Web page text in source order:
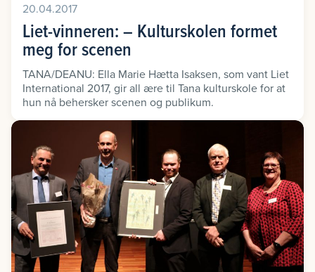
20.04.2017
Liet-vinneren: – Kulturskolen formet
meg for scenen
TANA/DEANU: Ella Marie Hætta Isaksen, som vant Liet
International 2017, gir all ære til Tana kulturskole for at
hun nå behersker scenen og publikum.